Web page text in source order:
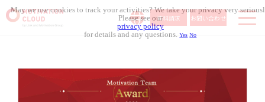
資料請求 お問い合わせ
導入事例
料金体系
May we use cookies to track your activities? We take your privacy very
Please see our
privacy policy
for details and any questions.Yes No